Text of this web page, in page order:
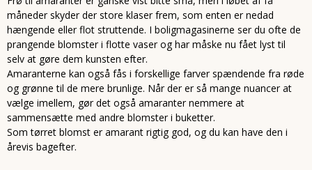
måneder skyder der store klaser frem, som enten er nedad
hængende eller flot struttende. I boligmagasinerne ser du ofte de
prangende blomster i flotte vaser og har måske nu fået lyst til
selv at gøre dem kunsten efter.
Amaranterne kan også fås i forskellige farver spændende fra røde
og grønne til de mere brunlige. Når der er så mange nuancer at
vælge imellem, gør det også amaranter nemmere at
sammensætte med andre blomster i buketter.
Som tørret blomst er amarant rigtig god, og du kan have den i
årevis bagefter.